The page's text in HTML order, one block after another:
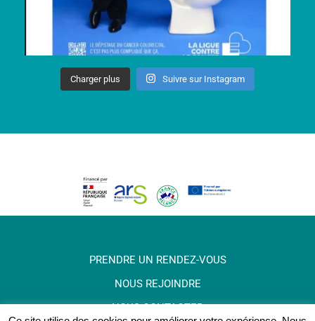
Charger plus Suivre sur Instagram
PRENDRE UN RENDEZ-VOUS
NOUS REJOINDRE
NOUS CONTACTER